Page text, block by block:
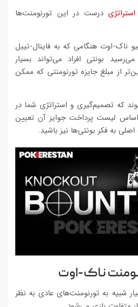
استراتژی درست در این تورنومنت‌ها
ناک-اوت هنگامی که به فاینال-تیبل
بونتی افراد می‌تواند بسیار
از مبلغ جایزه تورنومنتی که ممکن
که تصمیم‌گیری و استراتژی شما در
اساس لیست پرداخت جوایز آن تعیین
به فکر بونتی‌ها نیز باشید.
ناک-اوت
شبیه به تورنومنت‌های عادی به نظر